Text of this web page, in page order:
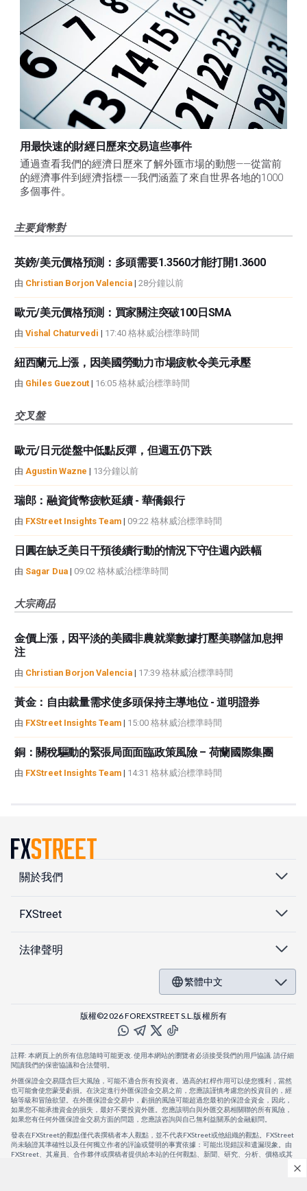
用最快速的財經日歷來交易這些事件
通過查看我們的經濟日歷來了解外匯市場的動態——從當前
的經濟事件到經濟指標——我們涵蓋了來自世界各地的1000
多個事件。
主要貨幣對
英鎊/美元價格預測：多頭需要1.3560才能打開1.3600
由 Christian Borjon Valencia | 28分鐘以前
歐元/美元價格預測：買家關注突破100日SMA
由 Vishal Chaturvedi | 17:40 格林威治標準時間
紐西蘭元上漲，因美國勞動力市場疲軟令美元承壓
由 Ghiles Guezout | 16:05 格林威治標準時間
交叉盤
歐元/日元從盤中低點反彈，但週五仍下跌
由 Agustin Wazne | 13分鐘以前
瑞郎：融資貨幣疲軟延續 - 華僑銀行
由 FXStreet Insights Team | 09:22 格林威治標準時間
日圓在缺乏美日干預後續行動的情況下守住週內跌幅
由 Sagar Dua | 09:02 格林威治標準時間
大宗商品
金價上漲，因平淡的美國非農就業數據打壓美聯儲加息押
注
由 Christian Borjon Valencia | 17:39 格林威治標準時間
黃金：自由裁量需求使多頭保持主導地位 - 道明證券
由 FXStreet Insights Team | 15:00 格林威治標準時間
銅：關稅驅動的緊張局面面臨政策風險 – 荷蘭國際集團
由 FXStreet Insights Team | 14:31 格林威治標準時間
關於我們
FXStreet
法律聲明
繁體中文
版權©2026 FOREXSTREET S.L.版權所有
註釋: 本網頁上的所有信息隨時可能更改. 使用本網站的瀏覽者必須接受我們的用戶協議. 請仔細
閱讀我們的保密協議和合法聲明。
外匯保證金交易隱含巨大風險，可能不適合所有投資者。過高的杠桿作用可以使您獲利，當然
也可能會使您蒙受虧損。在決定進行外匯保證金交易之前，您應該謹慎考慮您的投資目的，經
驗等級和冒險欲望。在外匯保證金交易中，虧損的風險可能超過您最初的保證金資金，因此，
如果您不能承擔資金的損失，最好不要投資外匯。您應該明白與外匯交易相關聯的所有風險，
如果您有任何外匯保證金交易方面的問題，您應該咨詢與自己無利益關系的金融顧問。
發表在FXStreet的觀點僅代表撰稿者本人觀點，並不代表FXStreet或他組織的觀點。FXStreet
尚未驗證其準確性以及任何獨立作者的評論或聲明的事實依據：可能出現錯誤和遺漏現象。由
FXStreet、其雇員、合作夥伴或撰稿者提供給本站的任何觀點、新聞、研究、分析、價格或其